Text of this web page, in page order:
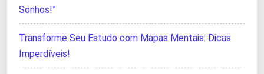
Sonhos!”
Transforme Seu Estudo com Mapas Mentais: Dicas
Imperdíveis!